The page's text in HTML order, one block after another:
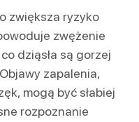
zwiększa ryzyko
zwężenie
dziąsła są gorzej
zapalenia,
mogą być słabiej
rozpoznanie